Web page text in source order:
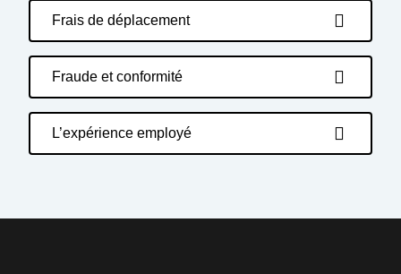
Frais de déplacement
Fraude et conformité
L’expérience employé